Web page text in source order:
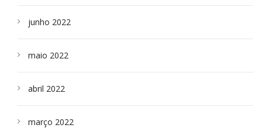
junho 2022
maio 2022
abril 2022
março 2022